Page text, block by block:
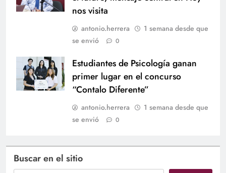
nos visita
antonio.herrera
1 semana desde que
se envió
0
Estudiantes de Psicología ganan
primer lugar en el concurso
“Contalo Diferente”
antonio.herrera
1 semana desde que
se envió
0
Buscar en el sitio